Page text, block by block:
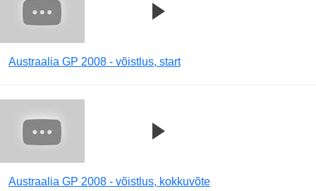
Austraalia GP 2008 - võistlus, start
Austraalia GP 2008 - võistlus, kokkuvõte